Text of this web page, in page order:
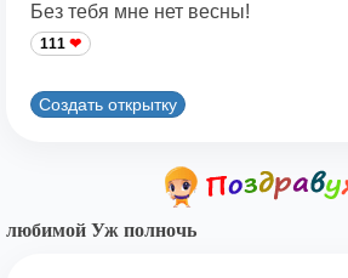
Без тебя мне нет весны!
111
Создать открытку
любимой Уж полночь